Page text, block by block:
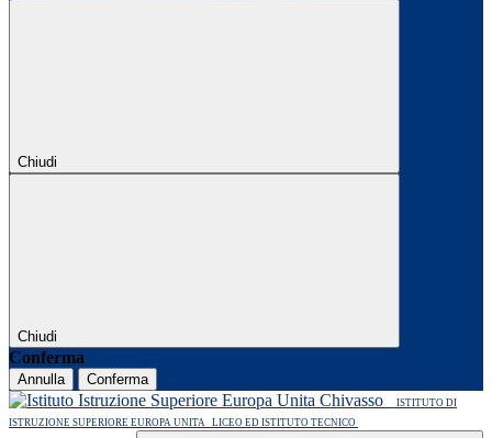
Chiudi
Chiudi
Conferma
Annulla Conferma
ISTITUTO DI
ISTRUZIONE SUPERIORE EUROPA UNITA LICEO ED ISTITUTO TECNICO